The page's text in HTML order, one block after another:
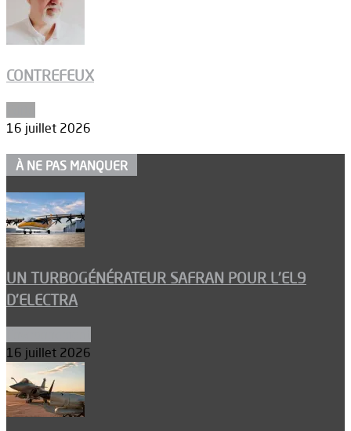
CONTREFEUX
16 juillet 2026
À NE PAS MANQUER
UN TURBOGÉNÉRATEUR SAFRAN POUR L’EL9
D’ELECTRA
16 juillet 2026